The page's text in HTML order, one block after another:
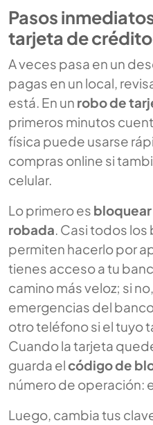
Pasos
tarjeta de crédito
A veces pasa en un
pagas en un local,
está. En un robo de
primeros minutos
física puede usarse
compras online si
celular.
Lo primero es
robada. Casi todos
permiten hacerlo por
tienes acceso a tu
camino más veloz; si
emergencias del
otro teléfono si el tuyo
Cuando la tarjeta
guarda elcódigo de
número de operación:
Luego, cambia tus